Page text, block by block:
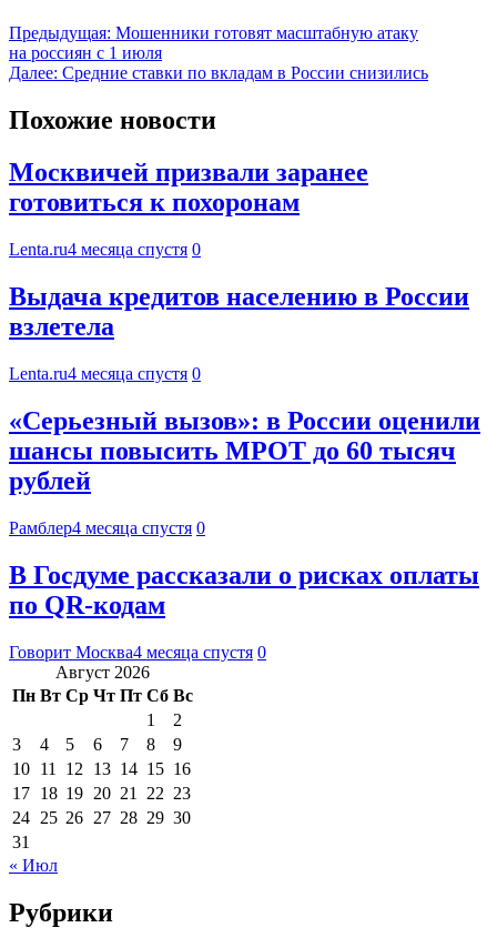
Предыдущая: Мошенники готовят масштабную атаку
на россиян с 1 июля
Далее: Средние ставки по вкладам в России снизились
Похожие новости
Москвичей призвали заранее
готовиться к похоронам
Lenta.ru4 месяца спустя 0
Выдача кредитов населению в России
взлетела
Lenta.ru4 месяца спустя 0
«Серьезный вызов»: в России оценили
шансы повысить МРОТ до 60 тысяч
рублей
Рамблер4 месяца спустя 0
В Госдуме рассказали о рисках оплаты
по QR-кодам
Говорит Москва4 месяца спустя 0
Август 2026
Пн Вт Ср Чт Пт Сб Вс
1
2
3
4 5 6 7 8
9
10 11 12 13 14 15 16
17 18 19 20 21 22 23
24 25 26 27 28 29 30
31
« Июл
Рубрики